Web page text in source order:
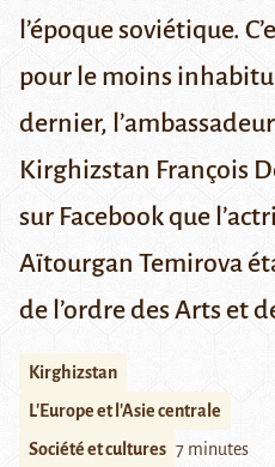
l’époque soviétique.
pour le moins
dernier,
Kirghizstan François
sur Facebookque
Aïtourgan Temirova
de l’ordre des Arts et
Kirghizstan
L'Europe et l'Asie centrale
Société et cultures 7 minutes